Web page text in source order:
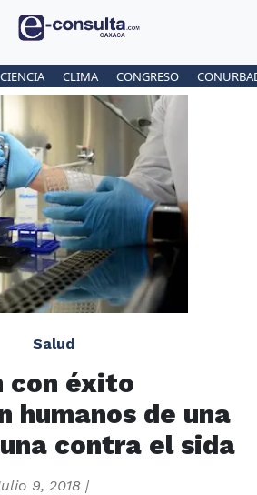
CIENCIA CLIMA CONGRESO
Salud
con éxito
humanos de una
contra el sida
9, 2018 |